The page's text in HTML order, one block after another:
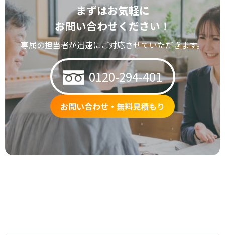
まずはお気軽に
お問い合わせください！
専属の担当者が迅速にご対応させていただきます。
0120-294-401
お問い合わせ・無料見積もり